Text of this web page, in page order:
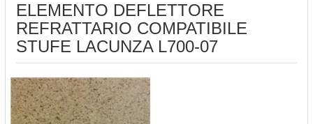
ELEMENTO DEFLETTORE
REFRATTARIO COMPATIBILE
STUFE LACUNZA L700-07